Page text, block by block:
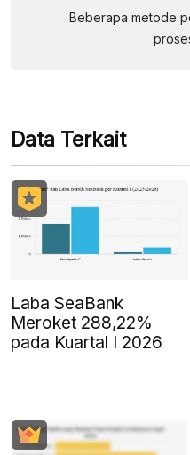
Beberapa metode
Data Terkait
Laba SeaBank
Meroket 288,22%
pada Kuartal I 2026